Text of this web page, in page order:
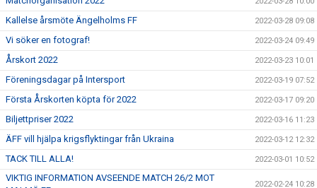
Kallelse årsmöte Ängelholms FF 2022-03-28 09:08
Vi söker en fotograf! 2022-03-24 09:49
Årskort 2022 2022-03-23 10:01
Föreningsdagar på Intersport 2022-03-19 07:52
Första Årskorten köpta för 2022 2022-03-17 09:20
Biljettpriser 2022 2022-03-16 11:23
ÄFF vill hjälpa krigsflyktingar från Ukraina 2022-03-12 12:32
TACK TILL ALLA! 2022-03-01 10:52
VIKTIG INFORMATION AVSEENDE MATCH 26/2 MOT
2022-02-24 10:28